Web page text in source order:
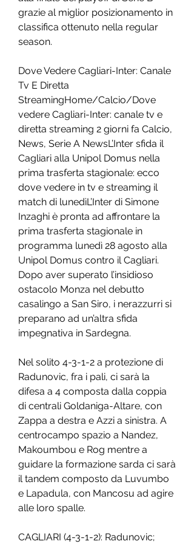
grazie al miglior posizionamento in
classifica ottenuto nella regular
season.
Dove Vedere Cagliari-Inter: Canale
Tv E Diretta
StreamingHome/Calcio/Dove
vedere Cagliari-Inter: canale tv e
diretta streaming 2 giorni fa Calcio,
News, Serie A NewsL’Inter sfida il
Cagliari alla Unipol Domus nella
prima trasferta stagionale: ecco
dove vedere in tv e streaming il
match di lunedìL’Inter di Simone
Inzaghi è pronta ad affrontare la
prima trasferta stagionale in
programma lunedì 28 agosto alla
Unipol Domus contro il Cagliari.
Dopo aver superato l’insidioso
ostacolo Monza nel debutto
casalingo a San Siro, i nerazzurri si
preparano ad un’altra sfida
impegnativa in Sardegna.
Nel solito 4-3-1-2 a protezione di
Radunovic, fra i pali, ci sarà la
difesa a 4 composta dalla coppia
di centrali Goldaniga-Altare, con
Zappa a destra e Azzi a sinistra. A
centrocampo spazio a Nandez,
Makoumbou e Rog mentre a
guidare la formazione sarda ci sarà
il tandem composto da Luvumbo
e Lapadula, con Mancosu ad agire
alle loro spalle.
CAGLIARI (4-3-1-2): Radunovic;